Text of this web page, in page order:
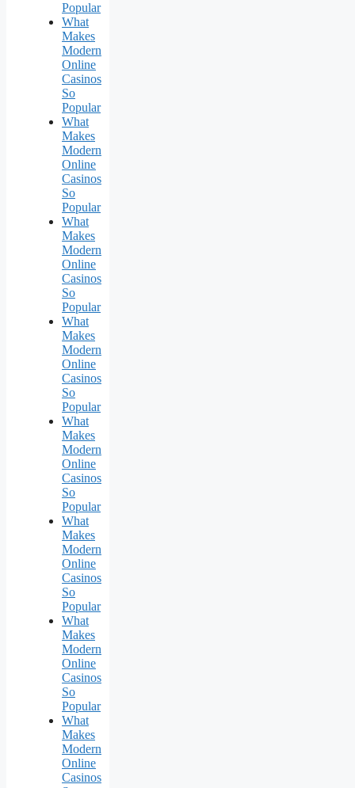
Popular
What
Makes
Modern
Online
Casinos
So
Popular
What
Makes
Modern
Online
Casinos
So
Popular
What
Makes
Modern
Online
Casinos
So
Popular
What
Makes
Modern
Online
Casinos
So
Popular
What
Makes
Modern
Online
Casinos
So
Popular
What
Makes
Modern
Online
Casinos
So
Popular
What
Makes
Modern
Online
Casinos
So
Popular
What
Makes
Modern
Online
Casinos